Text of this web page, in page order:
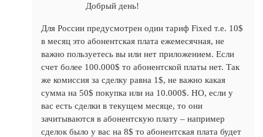
Добрый день!
Для России предусмотрен один тариф Fixed т.е. 10$
в месяц это абонентская плата ежемесячная, не
важно пользуетесь вы или нет приложением. Если
счет более 100.000$ то абонентской платы нет. Так
же комиссия за сделку равна 1$, не важно какая
сумма на 50$ покупка или на 10.000$. НО, если у
вас есть сделки в текущем месяце, то они
зачитываются в абонентскую плату – например
сделок было у вас на 8$ то абонентская плата будет